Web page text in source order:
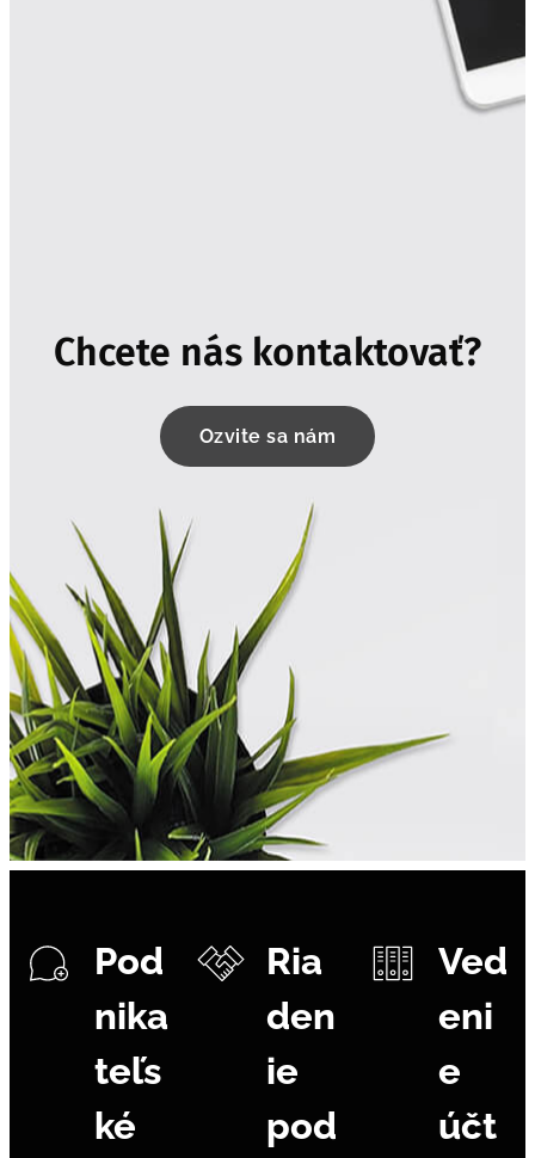
Chcete nás kontaktovať?
Ozvite sa nám
Pod
nika
teľs
ké
Ria
den
ie
pod
Ved
eni
e
účt